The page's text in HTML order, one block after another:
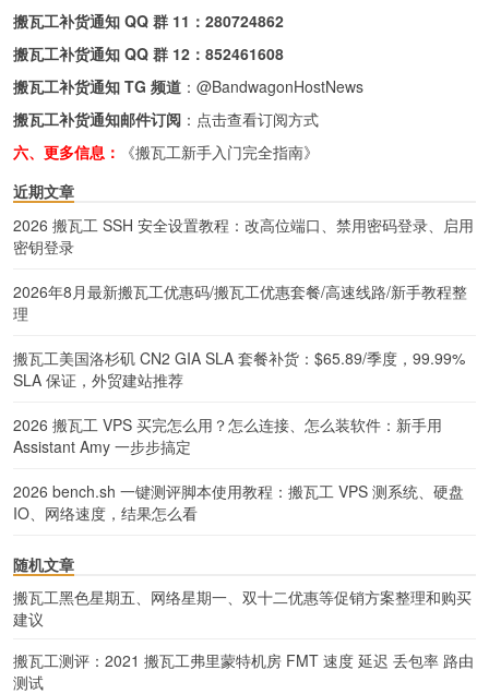
搬瓦工补货通知 QQ 群 11： 280724862
搬瓦工补货通知 QQ 群 12： 852461608
搬瓦工补货通知 TG 频道 ： @BandwagonHostNews
搬瓦工补货通知邮件订阅 ： 点击查看订阅方式
六、更多信息：
《搬瓦工新手入门完全指南》
近期文章
2026 搬瓦工 SSH 安全设置教程：改高位端口、禁用密码登录、启用
密钥登录
2026年8月最新搬瓦工优惠码/搬瓦工优惠套餐/高速线路/新手教程整
理
搬瓦工美国洛杉矶 CN2 GIA SLA 套餐补货：$65.89/季度，99.99%
SLA 保证，外贸建站推荐
2026 搬瓦工 VPS 买完怎么用？怎么连接、怎么装软件：新手用
Assistant Amy 一步步搞定
2026 bench.sh 一键测评脚本使用教程：搬瓦工 VPS 测系统、硬盘
IO、网络速度，结果怎么看
随机文章
搬瓦工黑色星期五、网络星期一、双十二优惠等促销方案整理和购买
建议
搬瓦工测评：2021 搬瓦工弗里蒙特机房 FMT 速度 延迟 丢包率 路由
测试